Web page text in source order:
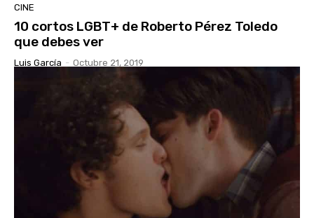
CINE
10 cortos LGBT+ de Roberto Pérez Toledo
que debes ver
Luis García - Octubre 21, 2019